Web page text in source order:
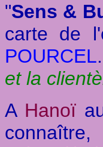
"Sens &
carte de
POURCEL
et la
A Hanoï